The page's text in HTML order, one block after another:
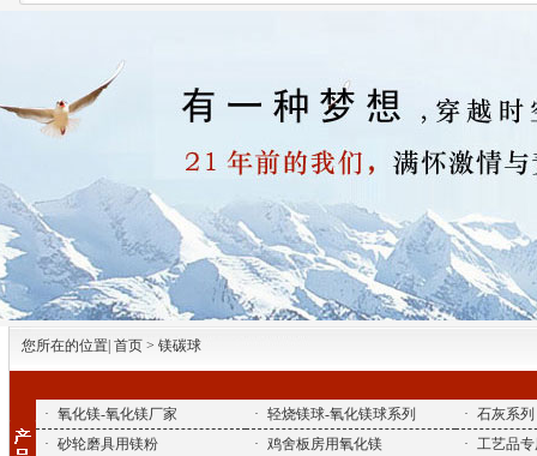
您所在的位置| 首页 > 镁碳球
· 氧化镁-氧化镁厂家 · 轻烧镁球-氧化镁球系列 · 石灰系列
· 砂轮磨具用镁粉 · 鸡舍板房用氧化镁 · 工艺品